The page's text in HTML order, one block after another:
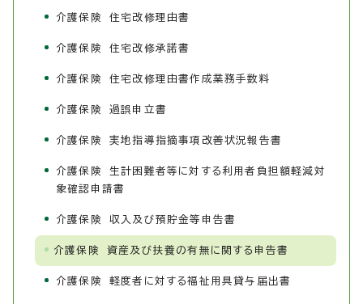
介護保険 住宅改修理由書
介護保険 住宅改修承諾書
介護保険 住宅改修理由書作成業務手数料
介護保険 過誤申立書
介護保険 実地指導指摘事項改善状況報告書
介護保険 生計困難者等に対する利用者負担額軽減対
象確認申請書
介護保険 収入及び預貯金等申告書
介護保険 資産及び扶養の有無に関する申告書
介護保険 軽度者に対する福祉用具貸与届出書